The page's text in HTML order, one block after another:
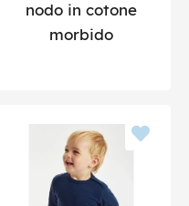
nodo in cotone
morbido